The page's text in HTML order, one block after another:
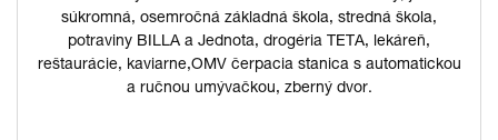
súkromná, osemročná základná škola, stredná škola,
potraviny BILLA a Jednota, drogéria TETA, lekáreň,
reštaurácie, kaviarne,OMV čerpacia stanica s automatickou
a ručnou umývačkou, zberný dvor.